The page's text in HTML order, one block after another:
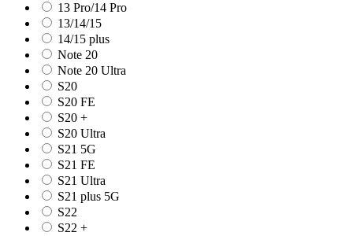
13 Pro/14 Pro
13/14/15
14/15 plus
Note 20
Note 20 Ultra
S20
S20 FE
S20 +
S20 Ultra
S21 5G
S21 FE
S21 Ultra
S21 plus 5G
S22
S22 +